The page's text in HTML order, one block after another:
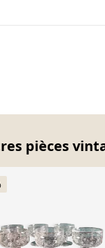
pièces